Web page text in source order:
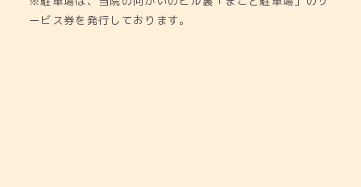
ービス券を発行しております。